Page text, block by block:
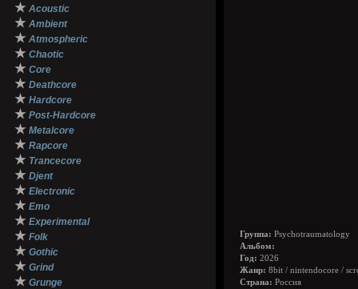
★ Acoustic
★ Ambient
★ Atmospheric
★ Chaotic
★ Core
★ Deathcore
★ Hardcore
★ Post-Hardcore
★ Metalcore
★ Rapcore
★ Trancecore
★ Djent
★ Electronic
★ Emo
★ Experimental
★ Folk
★ Gothic
★ Grind
★ Grunge
Группа: Psychotraumatology
Альбом:
Год: 2026
Жанр: 8bit / nintendocore /
Страна: Россия